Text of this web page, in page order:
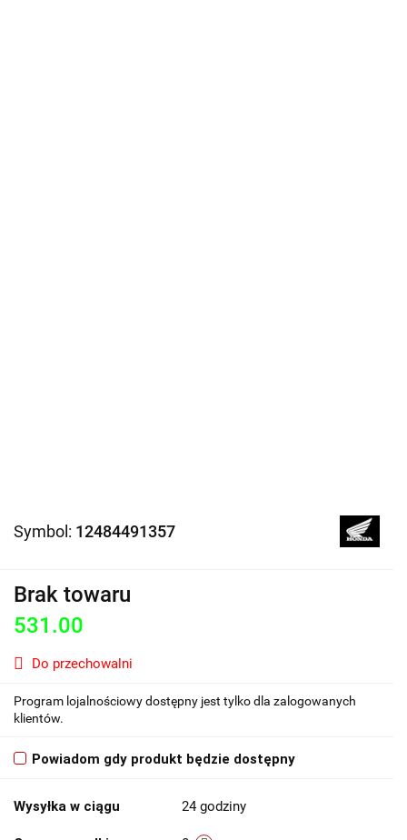
Symbol: 12484491357
Brak towaru
531.00
Do przechowalni
Program lojalnościowy dostępny jest tylko dla zalogowanych
klientów.
Powiadom gdy produkt będzie dostępny
Wysyłka w ciągu 24 godziny